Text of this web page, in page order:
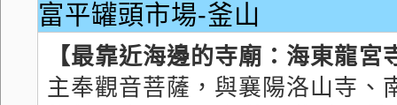
富平罐頭市場-釜山
【最靠近海邊的寺廟：海東龍宮
主奉觀音菩薩，與襄陽洛山寺、